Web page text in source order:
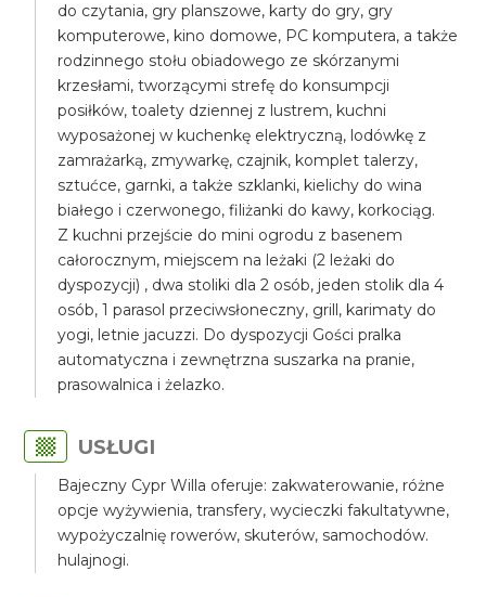
do czytania, gry planszowe, karty do gry, gry
komputerowe, kino domowe, PC komputera, a także
rodzinnego stołu obiadowego ze skórzanymi
krzesłami, tworzącymi strefę do konsumpcji
posiłków, toalety dziennej z lustrem, kuchni
wyposażonej w kuchenkę elektryczną, lodówkę z
zamrażarką, zmywarkę, czajnik, komplet talerzy,
sztućce, garnki, a także szklanki, kielichy do wina
białego i czerwonego, filiżanki do kawy, korkociąg.
Z kuchni przejście do mini ogrodu z basenem
całorocznym, miejscem na leżaki (2 leżaki do
dyspozycji) , dwa stoliki dla 2 osób, jeden stolik dla 4
osób, 1 parasol przeciwsłoneczny, grill, karimaty do
yogi, letnie jacuzzi. Do dyspozycji Gości pralka
automatyczna i zewnętrzna suszarka na pranie,
prasowalnica i żelazko.
USŁUGI
Bajeczny Cypr Willa oferuje: zakwaterowanie, różne
opcje wyżywienia, transfery, wycieczki fakultatywne,
wypożyczalnię rowerów, skuterów, samochodów.
hulajnogi.